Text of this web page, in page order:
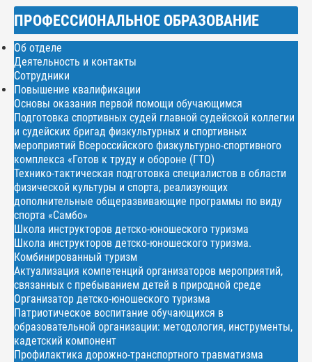
ПРОФЕССИОНАЛЬНОЕ ОБРАЗОВАНИЕ
Об отделе
Деятельность и контакты
Сотрудники
Повышение квалификации
Основы оказания первой помощи обучающимся
Подготовка спортивных судей главной судейской коллегии
и судейских бригад физкультурных и спортивных
мероприятий Всероссийского физкультурно-спортивного
комплекса «Готов к труду и обороне (ГТО)
Технико-тактическая подготовка специалистов в области
физической культуры и спорта, реализующих
дополнительные общеразвивающие программы по виду
спорта «Самбо»
Школа инструкторов детско-юношеского туризма
Школа инструкторов детско-юношеского туризма.
Комбинированный туризм
Актуализация компетенций организаторов мероприятий,
связанных с пребыванием детей в природной среде
Организатор детско-юношеского туризма
Патриотическое воспитание обучающихся в
образовательной организации: методология, инструменты,
кадетский компонент
Профилактика дорожно-транспортного травматизма